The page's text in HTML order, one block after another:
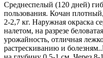
Среднеспелый (120 дней)
пользования. Кочан
2-2,7 кг. Наружная окраска
налетом, на разрезе
урожайность, отличная
растрескиванию и